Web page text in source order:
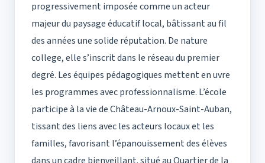
progressivement imposée comme un acteur
majeur du paysage éducatif local, bâtissant au fil
des années une solide réputation. De nature
college, elle s’inscrit dans le réseau du premier
degré. Les équipes pédagogiques mettent en uvre
les programmes avec professionnalisme. L’école
participe à la vie de Château-Arnoux-Saint-Auban,
tissant des liens avec les acteurs locaux et les
familles, favorisant l’épanouissement des élèves